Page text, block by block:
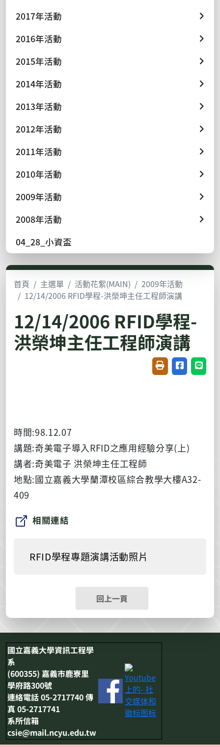
2017年活動
2016年活動
2015年活動
2014年活動
2013年活動
2012年活動
2011年活動
2010年活動
2009年活動
2008年活動
04_28_小資盃
首頁 主選單 活動花絮(MAIN)
2009年活動
12/14/2006 RFID學程-洪榮坤主任工程師演講
12/14/2006 RFID學程-
洪榮坤主任工程師演講
友善列印(開新視
分享至臉書
分享
時間:98.12.07
講題:奇美電子導入RFID之應用經驗分享(上)
講者:奇美電子 洪榮坤主任工程師
地點:國立嘉義大學蘭潭校區綜合教學大樓A32-
409
相關連結
RFID學程專題演講活動照片
回上一頁
國立嘉義大學資訊工程學
系
(600355) 嘉義市鹿寮里
學府路300號
連絡電話 05-2717740 傳
真 05-2717741
系所信箱
csie@mail.ncyu.edu.tw